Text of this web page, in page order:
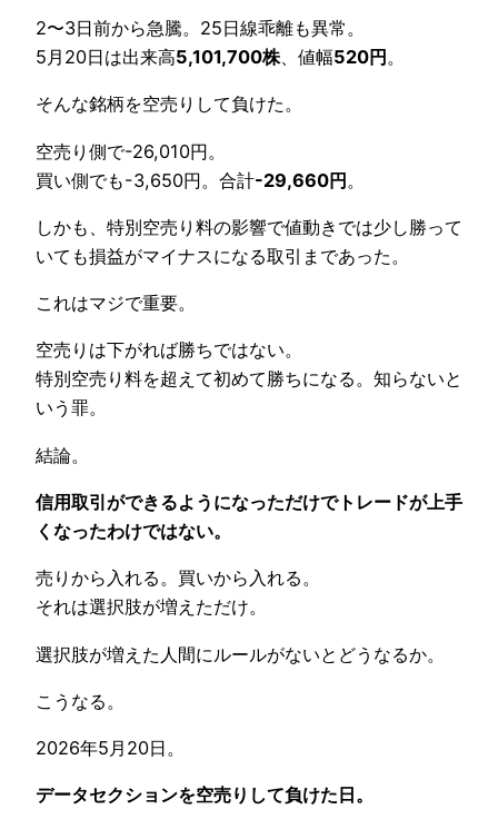
2〜3日前から急騰。25日線乖離も異常。
5月20日は出来高5,101,700株、値幅520円 。
そんな銘柄を空売りして負けた。
空売り側で-26,010円。
買い側でも-3,650円。合計-29,660円。
しかも、特別空売り料の影響で値動きでは少し勝って
いても損益がマイナスになる取引まであった。
これはマジで重要。
空売りは下がれば勝ちではない。
特別空売り料を超えて初めて勝ちになる。知らないと
いう罪。
結論。
信用取引ができるようになっただけでトレードが上手
くなったわけではない。
売りから入れる。買いから入れる。
それは選択肢が増えただけ。
選択肢が増えた人間にルールがないとどうなるか。
こうなる。
2026年5月20日。
データセクションを空売りして負けた日。